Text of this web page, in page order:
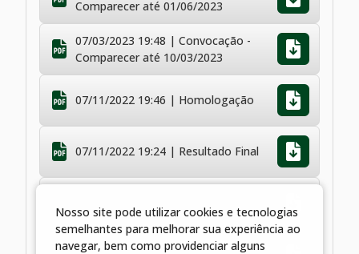
Comparecer até 01/06/2023
07/03/2023 19:48 | Convocação -
Comparecer até 10/03/2023
07/11/2022 19:46 | Homologação
07/11/2022 19:24 | Resultado Final
Preliminar
25/10/2022 13:41 | Prorrogação Edital
Nosso site pode utilizar cookies e tecnologias
semelhantes para melhorar sua experiência ao
navegar, bem como providenciar alguns